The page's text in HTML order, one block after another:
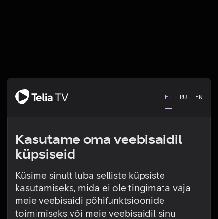
ET RU EN
Kasutame oma veebisaidil
küpsiseid
Küsime sinult luba selliste küpsiste
kasutamiseks, mida ei ole tingimata vaja
meie veebisaidi põhifunktsioonide
toimimiseks või meie veebisaidil sinu
Tehniline viga